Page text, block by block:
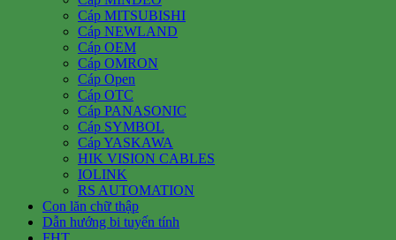
Cáp MITSUBISHI
Cáp NEWLAND
Cáp OEM
Cáp OMRON
Cáp Open
Cáp OTC
Cáp PANASONIC
Cáp SYMBOL
Cáp YASKAWA
HIK VISION CABLES
IOLINK
RS AUTOMATION
Con lăn chữ thập
Dẫn hướng bi tuyến tính